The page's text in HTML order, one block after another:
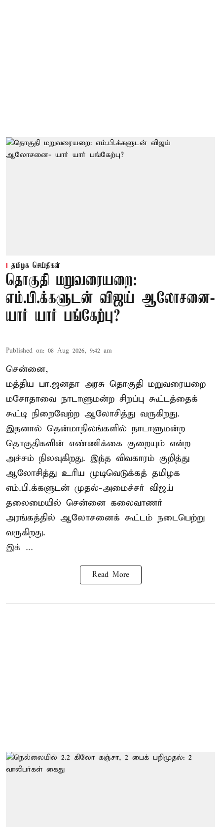
தமிழக செய்திகள்
தொகுதி மறுவரையறை:
எம்.பி.க்களுடன் விஜய் ஆலோசனை-
யார் யார் பங்கேற்பு?
Published on: 08 Aug 2026, 9:42 am
சென்னை,
மத்திய பா.ஜனதா அரசு தொகுதி மறுவரையறை
மசோதாவை நாடாளுமன்ற சிறப்பு கூட்டத்தைக்
கூட்டி நிறைவேற்ற ஆலோசித்து வருகிறது.
இதனால் தென்மாநிலங்களில் நாடாளுமன்ற
தொகுதிகளின் எண்ணிக்கை குறையும் என்ற
அச்சம் நிலவுகிறது. இந்த விவகாரம் குறித்து
ஆலோசித்து உரிய முடிவெடுக்கத் தமிழக
எம்.பி.க்களுடன் முதல்-அமைச்சர் விஜய்
தலைமையில் சென்னை கலைவாணர்
அரங்கத்தில் ஆலோசனைக் கூட்டம் நடைபெற்று
வருகிறது.
இக் ...
Read More